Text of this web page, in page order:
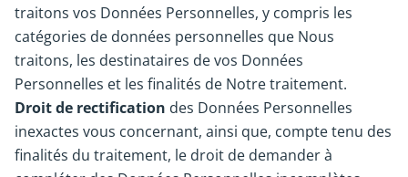
traitons vos Données Personnelles, y compris les
catégories de données personnelles que Nous
traitons, les destinataires de vos Données
Personnelles et les finalités de Notre traitement.
Droit de rectification des Données Personnelles
inexactes vous concernant, ainsi que, compte tenu des
finalités du traitement, le droit de demander à